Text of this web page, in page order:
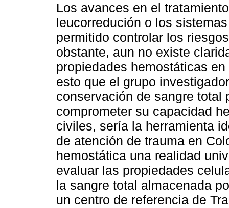
Los avances en el
leucorredución o los
permitido controlar los
obstante, aun no existe
propiedades hemostáticas
esto que el grupo
conservación de sangre total
comprometer su capacidad
civiles, sería la herramienta
de atención de trauma en
hemostática una realidad
evaluar las propiedades
la sangre total almacenada
un centro de referencia de